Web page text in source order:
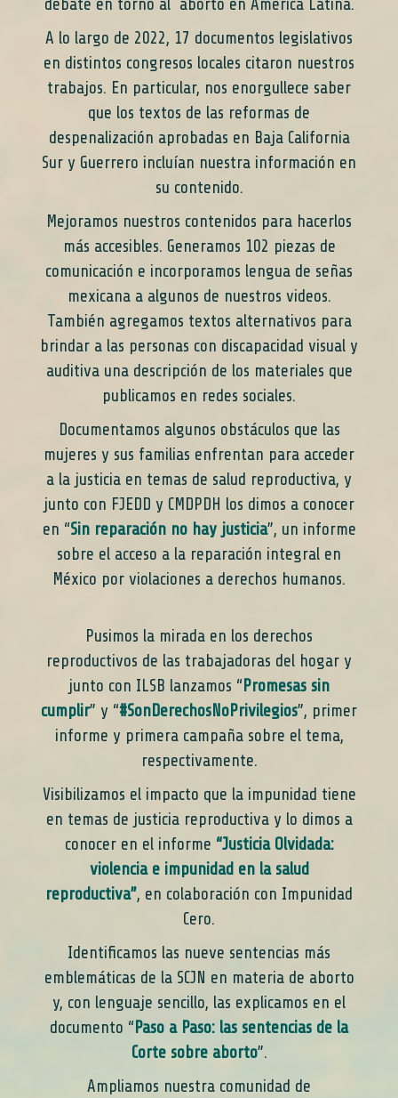
debate en torno al aborto en América Latina.
A lo largo de 2022, 17 documentos legislativos
en distintos congresos locales citaron nuestros
trabajos. En particular, nos enorgullece saber
que los textos de las reformas de
despenalización aprobadas en Baja California
Sur y Guerrero incluían nuestra información en
su contenido.
Mejoramos nuestros contenidos para hacerlos
más accesibles. Generamos 102 piezas de
comunicación e incorporamos lengua de señas
mexicana a algunos de nuestros videos.
También agregamos textos alternativos para
brindar a las personas con discapacidad visual y
auditiva una descripción de los materiales que
publicamos en redes sociales.
Documentamos algunos obstáculos que las
mujeres y sus familias enfrentan para acceder
a la justicia en temas de salud reproductiva, y
junto con FJEDD y CMDPDH los dimos a conocer
en “Sin reparación no hay justicia”, un informe
sobre el acceso a la reparación integral en
México por violaciones a derechos humanos.
Pusimos la mirada en los derechos
reproductivos de las trabajadoras del hogar y
junto con ILSB lanzamos “ Promesas sin
cumplir” y “#SonDerechosNoPrivilegios”, primer
informe y primera campaña sobre el tema,
respectivamente.
Visibilizamos el impacto que la impunidad tiene
en temas de justicia reproductiva y lo dimos a
conocer en el informe “Justicia Olvidada:
violencia e impunidad en la salud
reproductiva”, en colaboración con Impunidad
Cero.
Identificamos las nueve sentencias más
emblemáticas de la SCJN en materia de aborto
y, con lenguaje sencillo, las explicamos en el
documento “ Paso a Paso: las sentencias de la
Corte sobre aborto”.
Ampliamos nuestra comunidad de